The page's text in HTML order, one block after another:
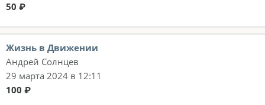
50 ₽
Жизнь в Движении
Андрей Солнцев
29 марта 2024 в 12:11
100 ₽